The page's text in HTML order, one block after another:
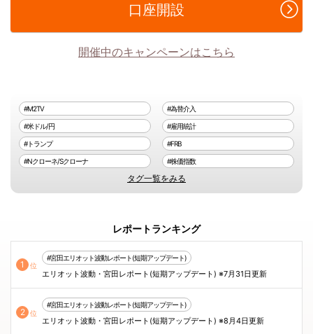
口座開設
開催中のキャンペーンはこちら
#M2TV #為替介入
#米ドル/円 #雇用統計
#トランプ #FRB
#Nクローネ/Sクローナ #株価指数
タグ一覧をみる
レポートランキング
1 位
#宮田エリオット波動レポート(短期アップデート)
エリオット波動・宮田レポート(短期アップデート) ※7月31日更新
2 位
#宮田エリオット波動レポート(短期アップデート)
エリオット波動・宮田レポート(短期アップデート) ※8月4日更新